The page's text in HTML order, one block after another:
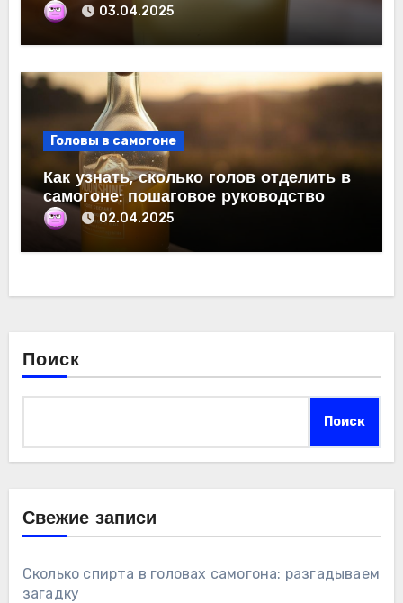
03.04.2025
Головы в самогоне
Как узнать, сколько голов отделить в
самогоне: пошаговое руководство
02.04.2025
Поиск
Поиск
Свежие записи
Сколько спирта в головах самогона: разгадываем
загадку